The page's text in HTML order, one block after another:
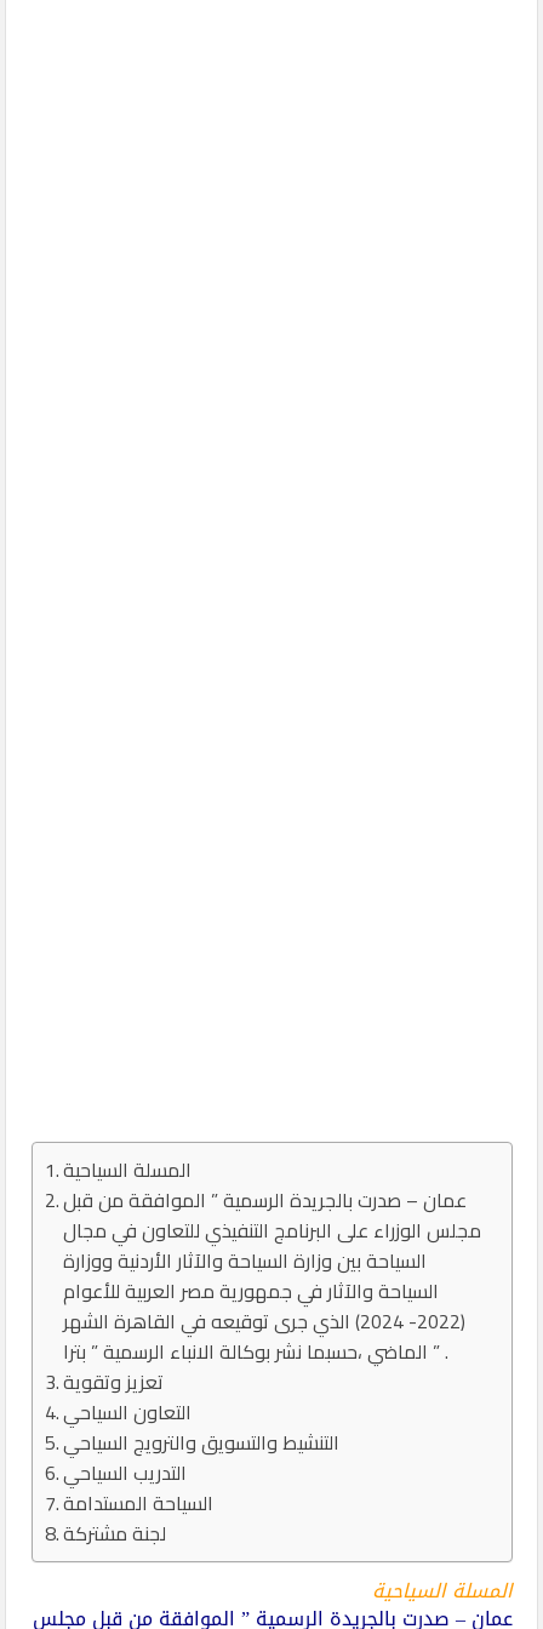
المسلة السياحية
عمان – صدرت بالجريدة الرسمية ” الموافقة من قبل
مجلس الوزراء على البرنامج التنفيذي للتعاون في مجال
السياحة بين وزارة السياحة والآثار الأردنية ووزارة
السياحة والآثار في جمهورية مصر العربية للأعوام
(2022- 2024) الذي جرى توقيعه في القاهرة الشهر
الماضي ،حسبما نشر بوكالة الانباء الرسمية ” بترا ” .
تعزيز وتقوية
التعاون السياحي
التنشيط والتسويق والترويج السياحي
التدريب السياحي
السياحة المستدامة
لجنة مشتركة
المسلة السياحية
عمان – صدرت بالجريدة الرسمية ” الموافقة من قبل مجلس